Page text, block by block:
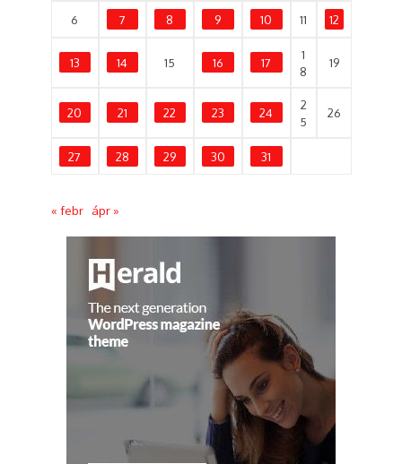
6 7 8 9 10 11 12
13 14 15 16 17
1
8
19
20 21 22 23 24
2
5
26
27 28 29 30 31
« febr ápr »